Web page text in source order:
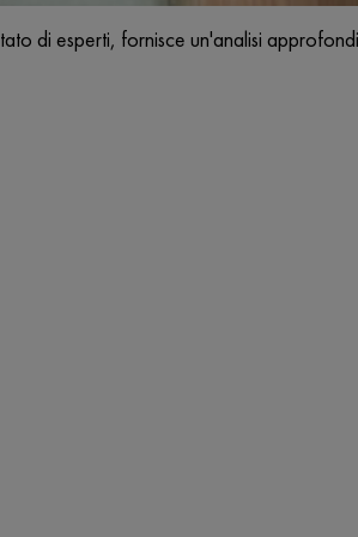
di esperti, fornisce un'analisi